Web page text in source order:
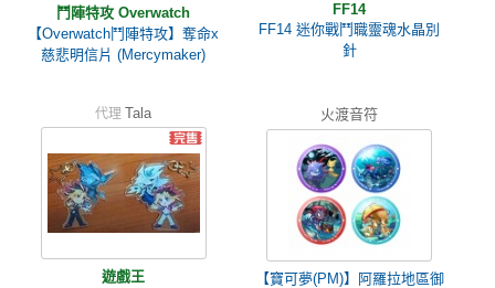
鬥陣特攻 Overwatch
【Overwatch鬥陣特攻】奪命x
慈悲明信片 (Mercymaker)
FF14
FF14 迷你戰鬥職靈魂水晶別
針
代理 Tala
遊戲王
火渡音符
【寶可夢(PM)】阿羅拉地區御